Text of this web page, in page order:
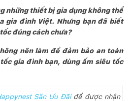
những thiết bị gia dụng không thể
gia đình Việt. Nhưng bạn đã biết
đúng cách chưa?
nên làm để đảm bảo an toàn
gia đình bạn, dùng ấm siêu tốc
Săn Ưu Đãi để được nhận